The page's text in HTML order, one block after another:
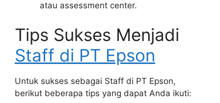
atau assessment center.
Tips Sukses Menjadi
Staff di PT Epson
Untuk sukses sebagai Staff di PT Epson,
berikut beberapa tips yang dapat Anda ikuti: